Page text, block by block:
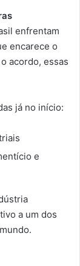
enfrentam
encarece o
acordo, essas
já no início:
e
a um dos